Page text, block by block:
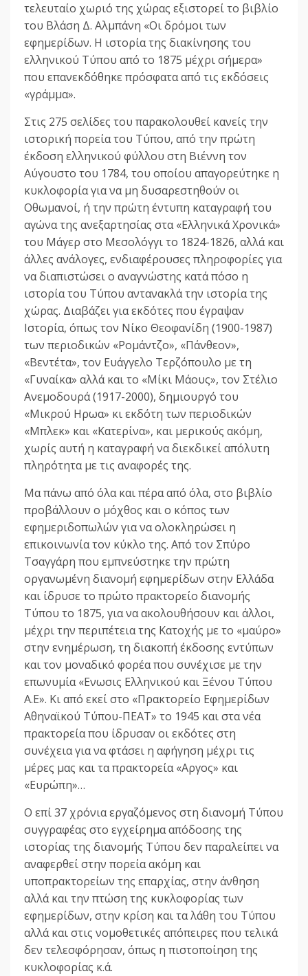
τελευταίο χωριό της χώρας εξιστορεί το βιβλίο
του Βλάση Δ. Αλμπάνη «Οι δρόμοι των
εφημερίδων. Η ιστορία της διακίνησης του
ελληνικού Τύπου από το 1875 μέχρι σήμερα»
που επανεκδόθηκε πρόσφατα από τις εκδόσεις
«γράμμα».
Στις 275 σελίδες του παρακολουθεί κανείς την
ιστορική πορεία του Τύπου, από την πρώτη
έκδοση ελληνικού φύλλου στη Βιέννη τον
Αύγουστο του 1784, του οποίου απαγορεύτηκε η
κυκλοφορία για να μη δυσαρεστηθούν οι
Οθωμανοί, ή την πρώτη έντυπη καταγραφή του
αγώνα της ανεξαρτησίας στα «Ελληνικά Χρονικά»
του Μάγερ στο Μεσολόγγι το 1824-1826, αλλά και
άλλες ανάλογες, ενδιαφέρουσες πληροφορίες για
να διαπιστώσει ο αναγνώστης κατά πόσο η
ιστορία του Τύπου αντανακλά την ιστορία της
χώρας. Διαβάζει για εκδότες που έγραψαν
Ιστορία, όπως τον Νίκο Θεοφανίδη (1900-1987)
των περιοδικών «Ρομάντζο», «Πάνθεον»,
«Βεντέτα», τον Ευάγγελο Τερζόπουλο με τη
«Γυναίκα» αλλά και το «Μίκι Μάους», τον Στέλιο
Ανεμοδουρά (1917-2000), δημιουργό του
«Μικρού Ηρωα» κι εκδότη των περιοδικών
«Μπλεκ» και «Κατερίνα», και μερικούς ακόμη,
χωρίς αυτή η καταγραφή να διεκδικεί απόλυτη
πληρότητα με τις αναφορές της.
Μα πάνω από όλα και πέρα από όλα, στο βιβλίο
προβάλλουν ο μόχθος και ο κόπος των
εφημεριδοπωλών για να ολοκληρώσει η
επικοινωνία τον κύκλο της. Από τον Σπύρο
Τσαγγάρη που εμπνεύστηκε την πρώτη
οργανωμένη διανομή εφημερίδων στην Ελλάδα
και ίδρυσε το πρώτο πρακτορείο διανομής
Τύπου το 1875, για να ακολουθήσουν και άλλοι,
μέχρι την περιπέτεια της Κατοχής με το «μαύρο»
στην ενημέρωση, τη διακοπή έκδοσης εντύπων
και τον μοναδικό φορέα που συνέχισε με την
επωνυμία «Ενωσις Ελληνικού και Ξένου Τύπου
Α.Ε». Κι από εκεί στο «Πρακτορείο Εφημερίδων
Αθηναϊκού Τύπου-ΠΕΑΤ» το 1945 και στα νέα
πρακτορεία που ίδρυσαν οι εκδότες στη
συνέχεια για να φτάσει η αφήγηση μέχρι τις
μέρες μας και τα πρακτορεία «Αργος» και
«Ευρώπη»…
Ο επί 37 χρόνια εργαζόμενος στη διανομή Τύπου
συγγραφέας στο εγχείρημα απόδοσης της
ιστορίας της διανομής Τύπου δεν παραλείπει να
αναφερθεί στην πορεία ακόμη και
υποπρακτορείων της επαρχίας, στην άνθηση
αλλά και την πτώση της κυκλοφορίας των
εφημερίδων, στην κρίση και τα λάθη του Τύπου
αλλά και στις νομοθετικές απόπειρες που τελικά
δεν τελεσφόρησαν, όπως η πιστοποίηση της
κυκλοφορίας κ.ά.